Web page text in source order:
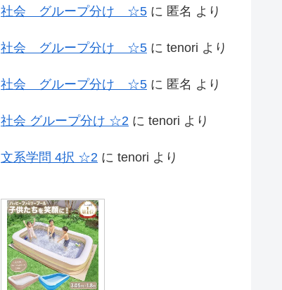
社会 グループ分け ☆5 に 匿名 より
社会 グループ分け ☆5 に tenori より
社会 グループ分け ☆5 に 匿名 より
社会 グループ分け ☆2 に tenori より
文系学問 4択 ☆2 に tenori より